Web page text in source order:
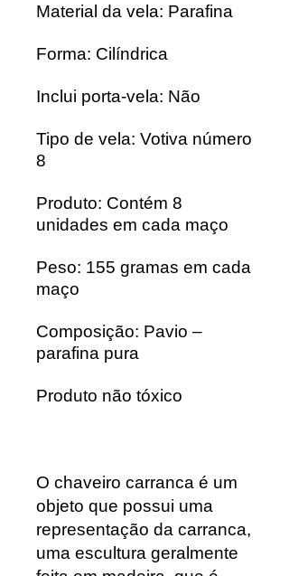
Material da vela: Parafina
Forma: Cilíndrica
Inclui porta-vela: Não
Tipo de vela: Votiva número
8
Produto: Contém 8
unidades em cada maço
Peso: 155 gramas em cada
maço
Composição: Pavio –
parafina pura
Produto não tóxico
O chaveiro carranca é um
objeto que possui uma
representação da carranca,
uma escultura geralmente